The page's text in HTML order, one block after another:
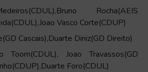
Rocha(AEIS
Vasco Corte(CDUP)
Cascais),Duarte Diniz(GD Direito)
Toorn(CDUL), Joao Travassos(GD
Foro(CDUL)